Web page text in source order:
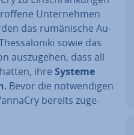
Un­ter­neh­men
das ru­mä­ni­sche Au­
sowie das
aus­zu­ge­hen, dass all
ihre Systeme
. Bevor die not­wen­di­gen
bereits zu­ge­